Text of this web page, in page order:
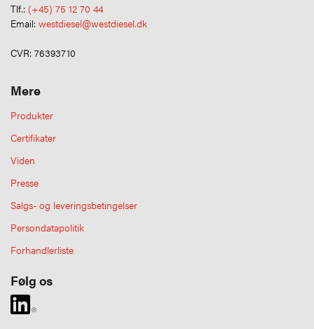
Tlf.: (+45) 75 12 70 44
Email: westdiesel@westdiesel.dk
CVR: 76393710
Mere
Produkter
Certifikater
Viden
Presse
Salgs- og leveringsbetingelser
Persondatapolitik
Forhandlerliste
Følg os